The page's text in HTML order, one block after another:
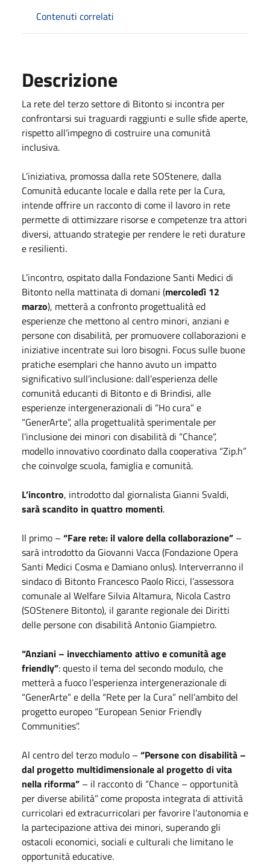
Contenuti correlati
Descrizione
La rete del terzo settore di Bitonto si incontra per
confrontarsi sui traguardi raggiunti e sulle sfide aperte,
rispetto all’impegno di costruire una comunità
inclusiva.
L’iniziativa, promossa dalla rete SOStenere, dalla
Comunità educante locale e dalla rete per la Cura,
intende offrire un racconto di come il lavoro in rete
permette di ottimizzare risorse e competenze tra attori
diversi, attuando strategie per rendere le reti durature
e resilienti.
L’incontro, ospitato dalla Fondazione Santi Medici di
Bitonto nella mattinata di domani (mercoledì 12
marzo), metterà a confronto progettualità ed
esperienze che mettono al centro minori, anziani e
persone con disabilità, per promuovere collaborazioni e
iniziative incentrate sui loro bisogni. Focus sulle buone
pratiche esemplari che hanno avuto un impatto
significativo sull’inclusione: dall’esperienza delle
comunità educanti di Bitonto e di Brindisi, alle
esperienze intergenerazionali di “Ho cura” e
“GenerArte”, alla progettualità sperimentale per
l’inclusione dei minori con disabilità di “Chance”,
modello innovativo coordinato dalla cooperativa “Zip.h”
che coinvolge scuola, famiglia e comunità.
L’incontro, introdotto dal giornalista Gianni Svaldi,
sarà scandito in quattro momenti.
Il primo – “Fare rete: il valore della collaborazione” –
sarà introdotto da Giovanni Vacca (Fondazione Opera
Santi Medici Cosma e Damiano onlus). Interverranno il
sindaco di Bitonto Francesco Paolo Ricci, l’assessora
comunale al Welfare Silvia Altamura, Nicola Castro
(SOStenere Bitonto), il garante regionale dei Diritti
delle persone con disabilità Antonio Giampietro.
“Anziani – invecchiamento attivo e comunità age
friendly”: questo il tema del secondo modulo, che
metterà a fuoco l’esperienza intergenerazionale di
“GenerArte” e della “Rete per la Cura” nell’ambito del
progetto europeo “European Senior Friendly
Communities”.
Al centro del terzo modulo – “Persone con disabilità –
dal progetto multidimensionale al progetto di vita
nella riforma” – il racconto di “Chance – opportunità
per diverse abilità” come proposta integrata di attività
curricolari ed extracurricolari per favorire l’autonomia e
la partecipazione attiva dei minori, superando gli
ostacoli economici, sociali e culturali che limitano le
opportunità educative.